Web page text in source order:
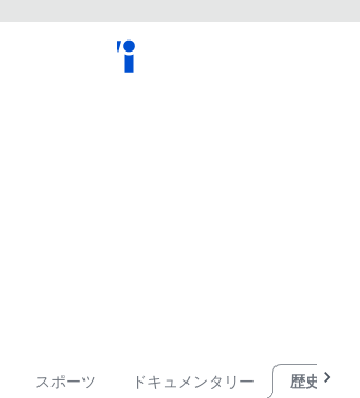
スポーツ ドキュメンタリー 歴史劇